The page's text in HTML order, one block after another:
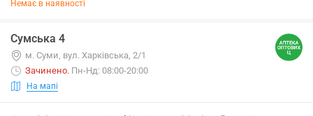
Немає в наявності
Сумська 4
м. Суми, вул. Харківська, 2/1
Зачинено. Пн-Нд: 08:00-20:00
На мапі